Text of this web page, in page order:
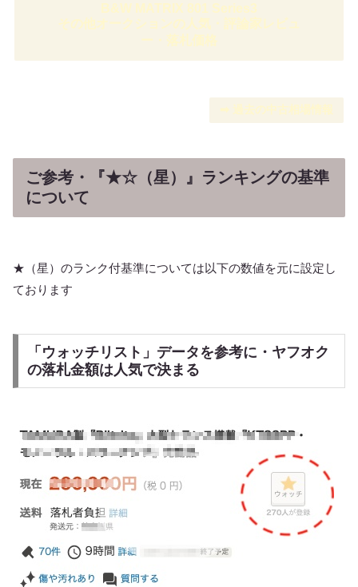
B&W MATRIX 801 Series3
その他オークションの人気・評論家レビュ
ー・落札価格
➡︎ 過去の中古相場情報
ご参考・『★☆（星）』ランキングの基準
について
★（星）のランク付基準については以下の数値を元に設定し
ております
「ウォッチリスト」データを参考に・ヤフオク
の落札金額は人気で決まる